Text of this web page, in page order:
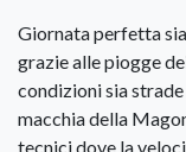
Giornata perfetta
grazie alle piogge
condizioni sia
macchia della
tecnici dove la